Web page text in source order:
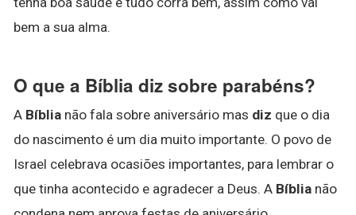
bem a sua alma.
O que a Bíblia diz sobre parabéns?
A Bíblia não fala sobre aniversário mas diz que o dia
do nascimento é um dia muito importante. O povo de
Israel celebrava ocasiões importantes, para lembrar o
que tinha acontecido e agradecer a Deus. A Bíblia não